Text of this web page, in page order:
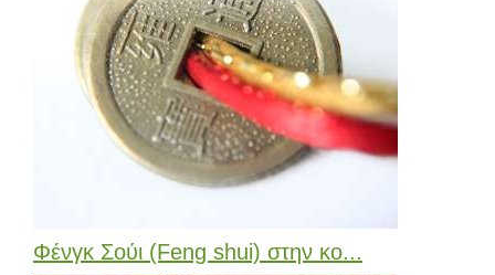
Φένγκ Σούι (Feng shui) στην κο...